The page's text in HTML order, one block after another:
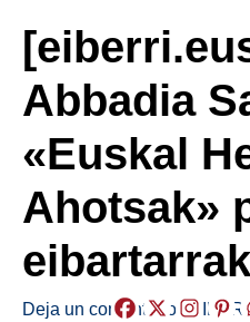
Abbadia
«Euskal
Ahotsak»
Deja un comentario /EIBAR